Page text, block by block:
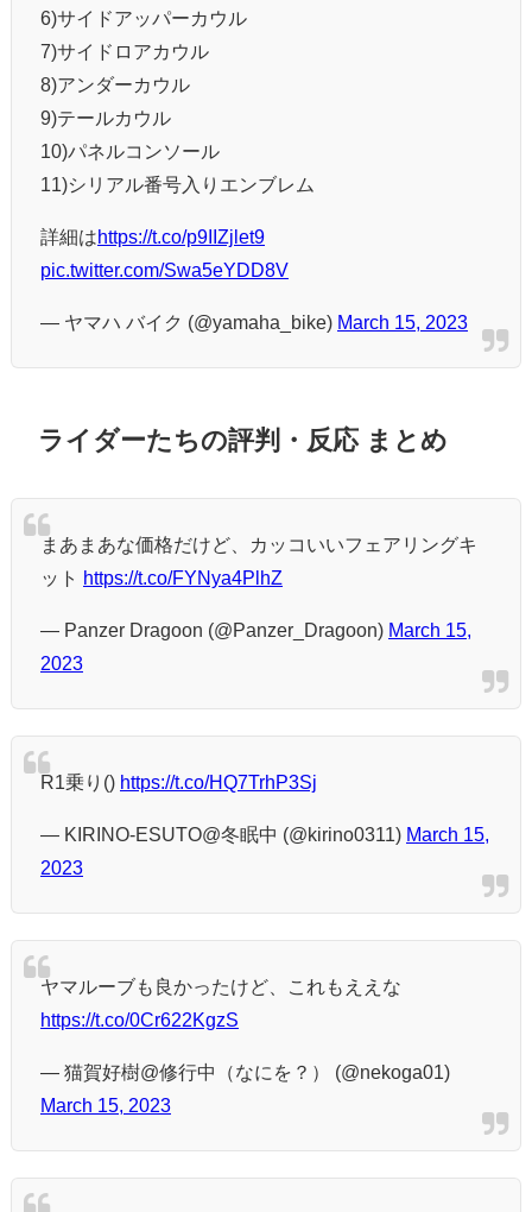
6)サイドアッパーカウル
7)サイドロアカウル
8)アンダーカウル
9)テールカウル
10)パネルコンソール
11)シリアル番号入りエンブレム
詳細はhttps://t.co/p9IIZjlet9
pic.twitter.com/Swa5eYDD8V
— ヤマハ バイク (@yamaha_bike) March 15, 2023
ライダーたちの評判・反応 まとめ
まあまあな価格だけど、カッコいいフェアリングキ
ット
https://t.co/FYNya4PlhZ
— Panzer Dragoon (@Panzer_Dragoon) March 15,
2023
R1乗り() https://t.co/HQ7TrhP3Sj
— KIRINO-ESUTO@冬眠中 (@kirino0311) March 15,
2023
ヤマルーブも良かったけど、これもええな
https://t.co/0Cr622KgzS
— 猫賀好樹@修行中（なにを？） (@nekoga01)
March 15, 2023